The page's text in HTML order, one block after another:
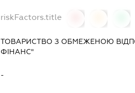
riskFactors.title
ТОВАРИСТВО З ОБМЕЖЕНОЮ
ФІНАНС"
-